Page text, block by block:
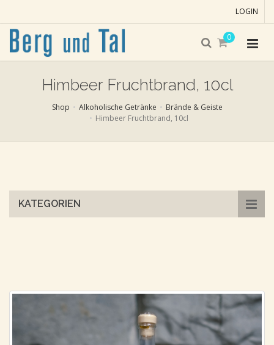
LOGIN
0
Himbeer Fruchtbrand, 10cl
Shop Alkoholische Getränke
Brände & Geiste
Himbeer Fruchtbrand, 10cl
KATEGORIEN